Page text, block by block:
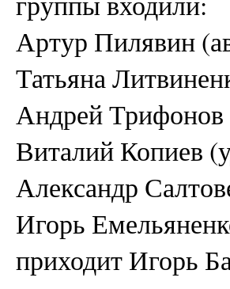
Артур Пилявин
Татьяна
Андрей Трифонов
Виталий Копиев
Александр
Игорь
приходит Игорь